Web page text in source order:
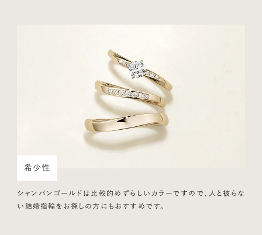
希少性
シャンパンゴールドは比較的めずらしいカラーですので、人と被らな
い結婚指輪をお探しの方にもおすすめです。